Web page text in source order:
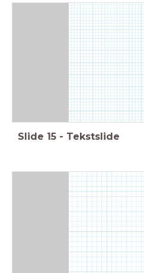
Slide 15 - Tekstslide